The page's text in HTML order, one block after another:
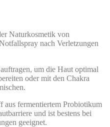
Naturkosmetik von
nach Verletzungen
um die Haut optimal
oder mit den Chakra
aus fermentiertem Probiotikum
und ist bestens bei
geeignet.